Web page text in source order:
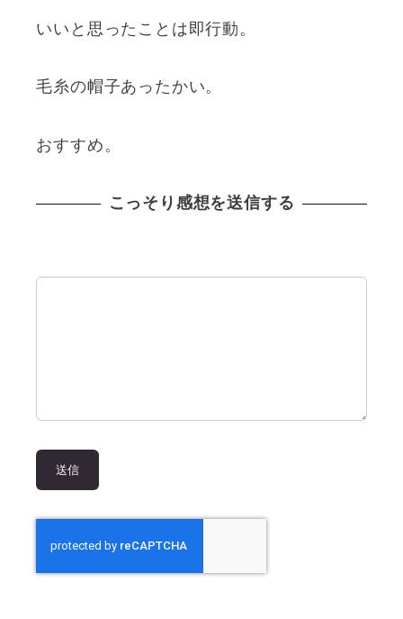
いいと思ったことは即行動。
毛糸の帽子あったかい。
おすすめ。
こっそり感想を送信する